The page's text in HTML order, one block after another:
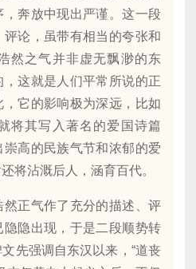
奔放中现出严谨。这一段
论，虽带有相当的夸张和
然之气并非虚无飘渺的东
这就是人们平常所说的正
，它的影响极为深远，比如
将其写入著名的爱国诗篇
崇高的民族气节和浓郁的爱
将沾溉后人，涵育百代。
正气作了充分的描述、评
隐出现，于是二段顺势转
先强调自东汉以来，“道丧